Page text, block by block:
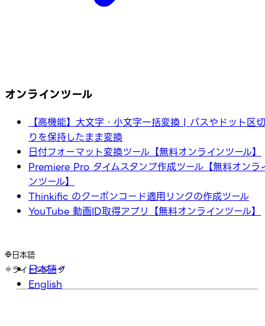
オンラインツール
【高機能】大文字・小文字一括変換 | パスやドット区切
りを保持したまま変換
日付フォーマット変換ツール【無料オンラインツール】
Premiere Pro タイムスタンプ作成ツール【無料オンラ
ンツール】
Thinkific のクーポンコード適用リンクの作成ツール
YouTube 動画ID取得アプリ【無料オンラインツール】
日本語
日本語
English
ライト ダーク